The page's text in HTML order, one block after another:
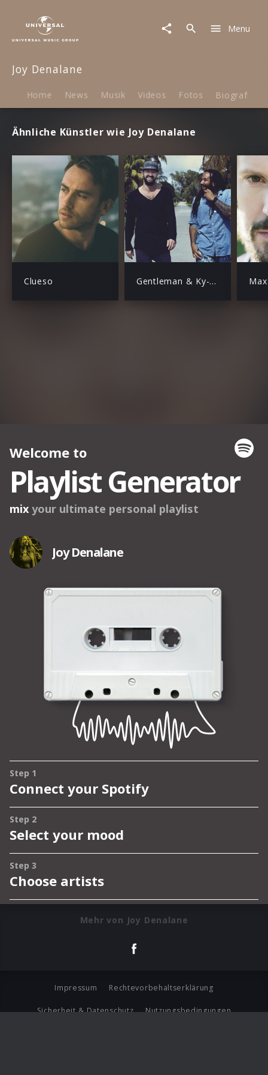
Denalane
Termine
Menu
Joy Denalane
Home News Musik Videos Fotos Biografie
Ähnliche Künstler wie Joy Denalane
Clueso Gentleman & Ky-Mani Marley
Mehr von Joy Denalane
Impressum Rechtevorbehaltserklärung
Sicherheit & Datenschutz Nutzungsbedingungen